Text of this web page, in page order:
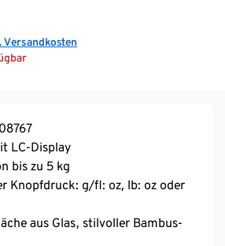
Versandkosten
LC-Display
bis zu 5 kg
Knopfdruck: g/fl: oz, lb: oz oder
aus Glas, stilvoller Bambus-